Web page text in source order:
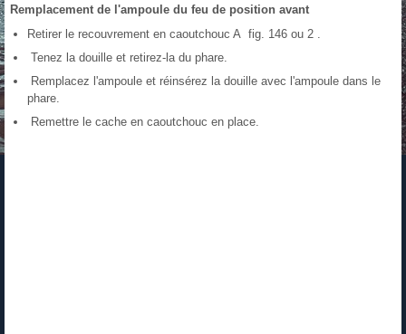
Remplacement de l'ampoule du feu de position avant
Retirer le recouvrement en caoutchouc A fig. 146 ou 2 .
Tenez la douille et retirez-la du phare.
Remplacez l'ampoule et réinsérez la douille avec l'ampoule dans le
phare.
Remettre le cache en caoutchouc en place.